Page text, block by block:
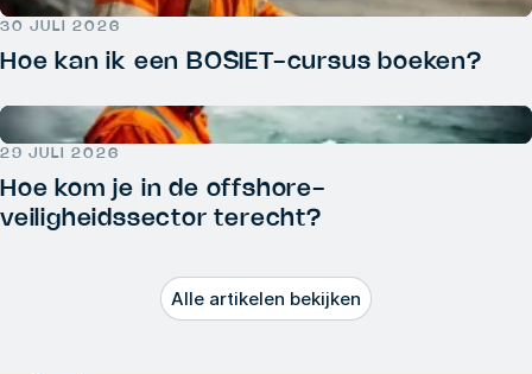
30 JULI 2026
Hoe kan ik een BOSIET-cursus boeken?
29 JULI 2026
Hoe kom je in de offshore-
veiligheidssector terecht?
Alle artikelen bekijken